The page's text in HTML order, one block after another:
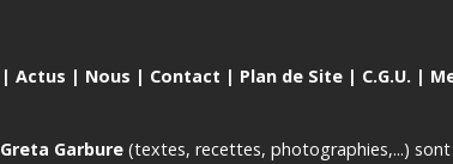
| Actus | Nous | Contact | Plan de Site | C.G.U. |
Greta Garbure (textes, recettes, photographies,...)